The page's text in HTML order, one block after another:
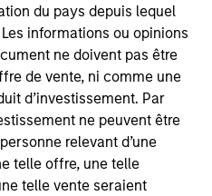
du pays depuis lequel
informations ou opinions
ne doivent pas être
de vente, ni comme une
d’investissement. Par
ne peuvent être
relevant d’une
telle offre, une telle
telle vente seraient